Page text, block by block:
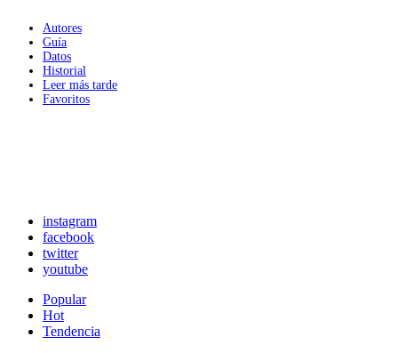
Autores
Guía
Datos
Historial
Leer más tarde
Favoritos
instagram
facebook
twitter
youtube
Popular
Hot
Tendencia